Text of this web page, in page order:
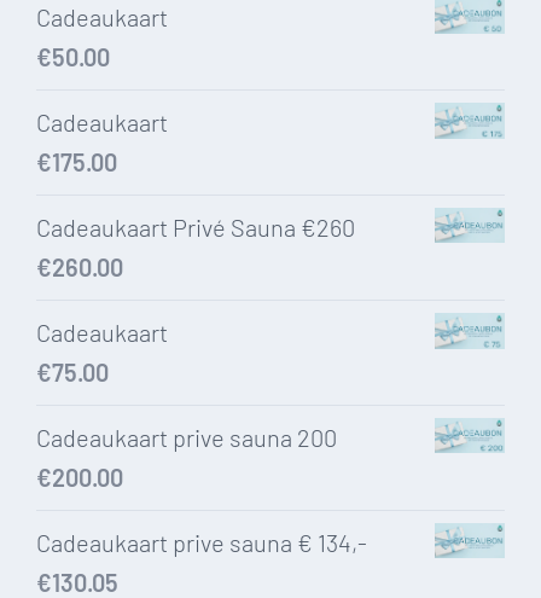
Cadeaukaart
€50.00
Cadeaukaart
€175.00
Cadeaukaart Privé Sauna €260
€260.00
Cadeaukaart
€75.00
Cadeaukaart prive sauna 200
€200.00
Cadeaukaart prive sauna € 134,-
€130.05